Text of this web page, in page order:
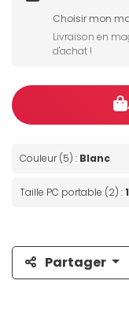
Choisir mon
Livraison en
d'achat !
Couleur (5) : Blanc
Taille PC portable (2) :
Partager